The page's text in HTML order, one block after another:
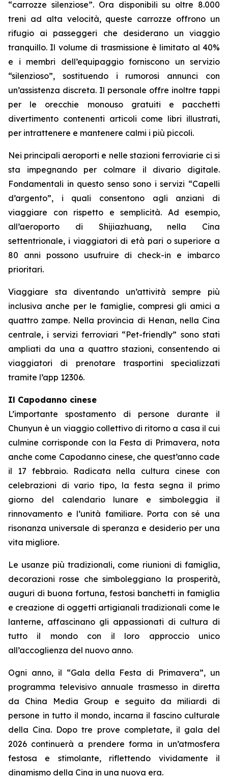
“carrozze silenziose”. Ora disponibili su oltre 8.000
treni ad alta velocità, queste carrozze offrono un
rifugio ai passeggeri che desiderano un viaggio
tranquillo. Il volume di trasmissione è limitato al 40%
e i membri dell’equipaggio forniscono un servizio
“silenzioso”, sostituendo i rumorosi annunci con
un’assistenza discreta. Il personale offre inoltre tappi
per le orecchie monouso gratuiti e pacchetti
divertimento contenenti articoli come libri illustrati,
per intrattenere e mantenere calmi i più piccoli.
Nei principali aeroporti e nelle stazioni ferroviarie ci si
sta impegnando per colmare il divario digitale.
Fondamentali in questo senso sono i servizi “Capelli
d’argento”, i quali consentono agli anziani di
viaggiare con rispetto e semplicità. Ad esempio,
all’aeroporto di Shijiazhuang, nella Cina
settentrionale, i viaggiatori di età pari o superiore a
80 anni possono usufruire di check-in e imbarco
prioritari.
Viaggiare sta diventando un’attività sempre più
inclusiva anche per le famiglie, compresi gli amici a
quattro zampe. Nella provincia di Henan, nella Cina
centrale, i servizi ferroviari “Pet-friendly” sono stati
ampliati da una a quattro stazioni, consentendo ai
viaggiatori di prenotare trasportini specializzati
tramite l’app 12306.
Il Capodanno cinese
L’importante spostamento di persone durante il
Chunyun è un viaggio collettivo di ritorno a casa il cui
culmine corrisponde con la Festa di Primavera, nota
anche come Capodanno cinese, che quest’anno cade
il 17 febbraio. Radicata nella cultura cinese con
celebrazioni di vario tipo, la festa segna il primo
giorno del calendario lunare e simboleggia il
rinnovamento e l’unità familiare. Porta con sé una
risonanza universale di speranza e desiderio per una
vita migliore.
Le usanze più tradizionali, come riunioni di famiglia,
decorazioni rosse che simboleggiano la prosperità,
auguri di buona fortuna, festosi banchetti in famiglia
e creazione di oggetti artigianali tradizionali come le
lanterne, affascinano gli appassionati di cultura di
tutto il mondo con il loro approccio unico
all’accoglienza del nuovo anno.
Ogni anno, il “Gala della Festa di Primavera”, un
programma televisivo annuale trasmesso in diretta
da China Media Group e seguito da miliardi di
persone in tutto il mondo, incarna il fascino culturale
della Cina. Dopo tre prove completate, il gala del
2026 continuerà a prendere forma in un’atmosfera
festosa e stimolante, riflettendo vividamente il
dinamismo della Cina in una nuova era.